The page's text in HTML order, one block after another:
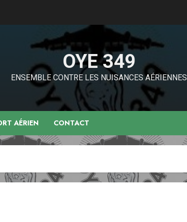
OYE 349
ENSEMBLE CONTRE LES NUISANCES AÉRIENNES
AÉRIEN CONTACT